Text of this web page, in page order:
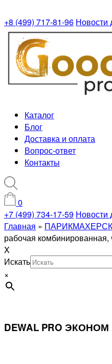
+8 (499) 717-81-96 Новости
Каталог
Блог
Доставка и оплата
Вопрос-ответ
Контакты
0
+7 (499) 734-17-59 Новости
Главная »
рабочая комбинированная,
X
Искать
×
DEWAL PRO ЭКОНОМ